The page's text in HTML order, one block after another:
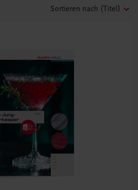
Sortieren nach (Titel)